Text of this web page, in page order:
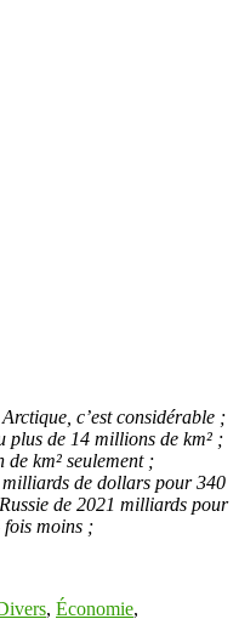
c’est considérable ;
plus de 14 millions de km² ;
km² seulement ;
de dollars pour 340
de 2021 milliards pour
fois moins ;
, Économie,